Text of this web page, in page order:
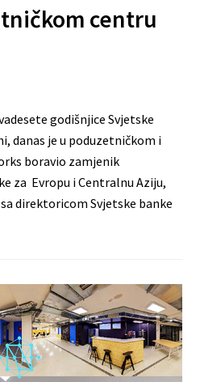
centru
godišnjice Svjetske
danas je u poduzetničkom i
boravio zamjenik
za Evropu i Centralnu Aziju,
direktoricom Svjetske banke